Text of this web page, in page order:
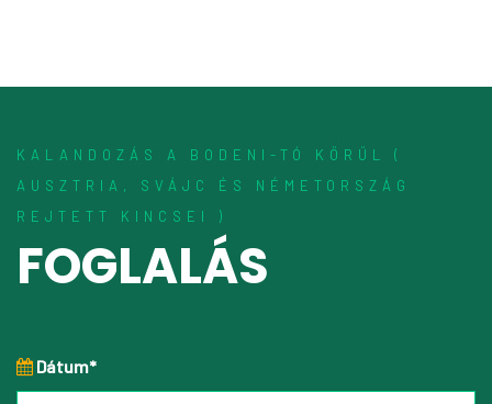
KALANDOZÁS A BODENI-TÓ KÖRÜL (
AUSZTRIA, SVÁJC ÉS NÉMETORSZÁG
REJTETT KINCSEI )
FOGLALÁS
Dátum*